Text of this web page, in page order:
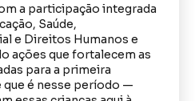
a participação integrada
Saúde,
e Direitos Humanos e
ações que fortalecem as
para a primeira
que é nesse período —